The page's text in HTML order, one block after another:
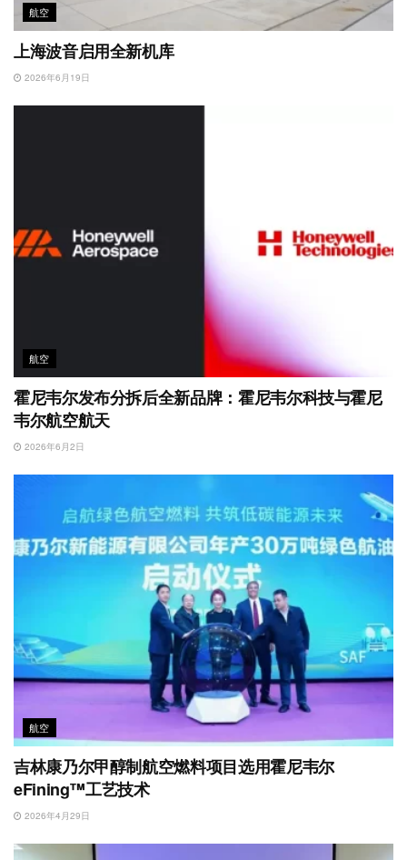
航空
上海波音启用全新机库
2026年6月19日
航空
霍尼韦尔发布分拆后全新品牌：霍尼韦尔科技与霍尼
韦尔航空航天
2026年6月2日
航空
吉林康乃尔甲醇制航空燃料项目选用霍尼韦尔
eFining™工艺技术
2026年4月29日